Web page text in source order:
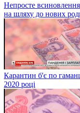
Непросте
на шляху до нових
Карантин б'є по
2020 році